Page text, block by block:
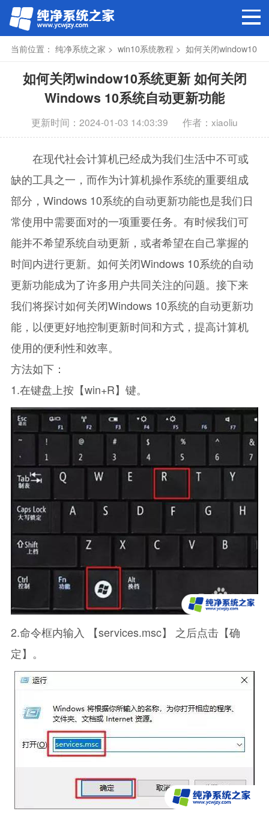
当前位置： 纯净系统之家 > win10系统教程 > 如何关闭window10
系统更新
如何关闭window10系统更新 如何关闭
Windows 10系统自动更新功能
更新时间：2024-01-03 14:03:39 作者：xiaoliu
在现代社会计算机已经成为我们生活中不可或
缺的工具之一，而作为计算机操作系统的重要组成
部分，Windows 10系统的自动更新功能也是我们日
常使用中需要面对的一项重要任务。有时候我们可
能并不希望系统自动更新，或者希望在自己掌握的
时间内进行更新。如何关闭Windows 10系统的自动
更新功能成为了许多用户共同关注的问题。接下来
我们将探讨如何关闭Windows 10系统的自动更新功
能，以便更好地控制更新时间和方式，提高计算机
使用的便利性和效率。
方法如下：
1.在键盘上按【win+R】键。
2.命令框内输入 【services.msc】 之后点击【确
定】。